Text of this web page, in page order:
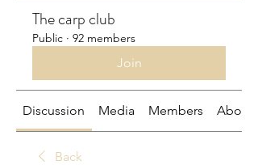
The carp club
Public · 92 members
Join
Discussion Media Members About
Back